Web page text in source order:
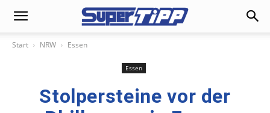
Start NRW Essen
Essen
Stolpersteine vor der